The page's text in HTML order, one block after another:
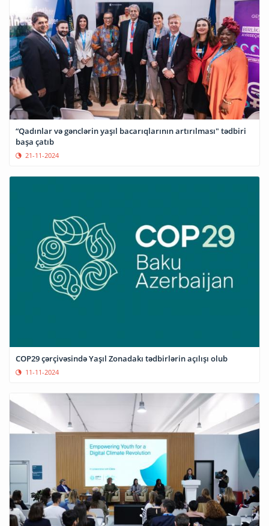
“Qadınlar və gənclərin yaşıl bacarıqlarının artırılması" tədbiri
başa çatıb
21-11-2024
COP29 çərçivəsində Yaşıl Zonadakı tədbirlərin açılışı olub
11-11-2024